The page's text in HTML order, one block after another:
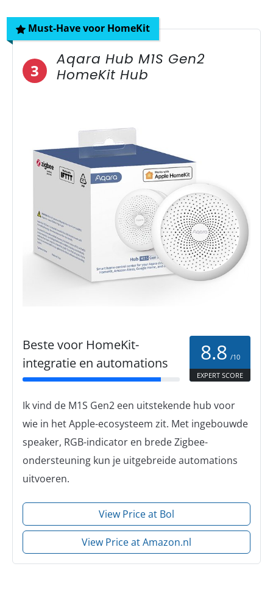
Must-Have voor HomeKit
3
Aqara Hub M1S Gen2
HomeKit Hub
Beste voor HomeKit-
integratie en automations
8.8 /10
EXPERT SCORE
Ik vind de M1S Gen2 een uitstekende hub voor
wie in het Apple-ecosysteem zit. Met ingebouwde
speaker, RGB-indicator en brede Zigbee-
ondersteuning kun je uitgebreide automations
uitvoeren.
View Price at Bol
View Price at Amazon.nl